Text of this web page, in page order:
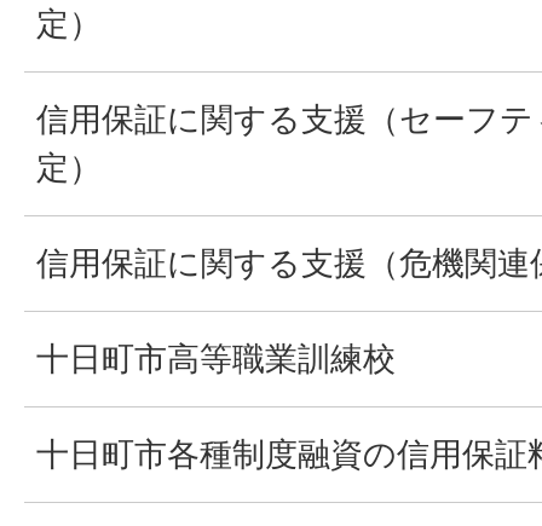
定）
信用保証に関する支援（セーフ
定）
信用保証に関する支援（危機関連
十日町市高等職業訓練校
十日町市各種制度融資の信用保証